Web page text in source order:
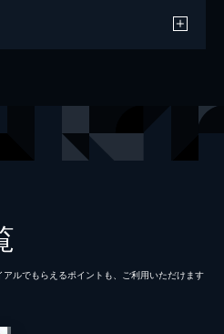
ルでもらえるポイントも、ご利⽤いただけます